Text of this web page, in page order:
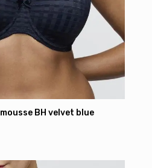
BH velvet blue